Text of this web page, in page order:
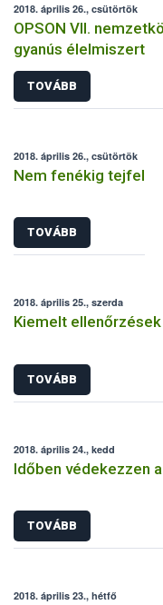
2018. április 26., csütörtök
OPSON VII.
gyanús élelmiszert
TOVÁBB
2018. április 26., csütörtök
Nem fenékig tejfel
TOVÁBB
2018. április 25., szerda
Kiemelt
TOVÁBB
2018. április 24., kedd
Időben védekezzen
TOVÁBB
2018. április 23., hétfő